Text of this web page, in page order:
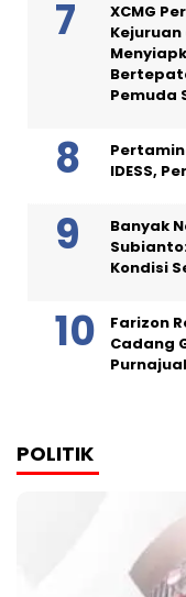
XCMG
Pemuda
IDESS,
Banyak
Kondisi
Farizon
Cadang
POLITIK